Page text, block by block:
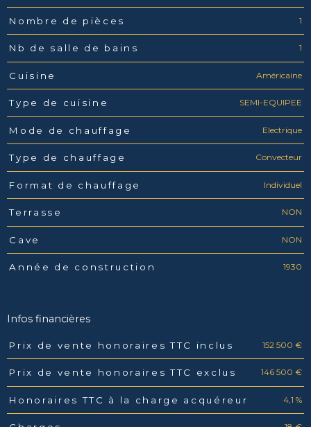
Nombre de pièces 1
Nb de salle de bains 1
Cuisine Américaine
Type de cuisine SEMI-EQUIPEE
Mode de chauffage Electrique
Type de chauffage Convecteur
Format de chauffage Individuel
Terrasse NON
Cave NON
Année de construction 1930
Infos financières
Caractéristiques Valeurs
Prix de vente honoraires TTC inclus 152 500 €
Prix de vente honoraires TTC exclus 146 500 €
Honoraires TTC à la charge acquéreur 4,1 %